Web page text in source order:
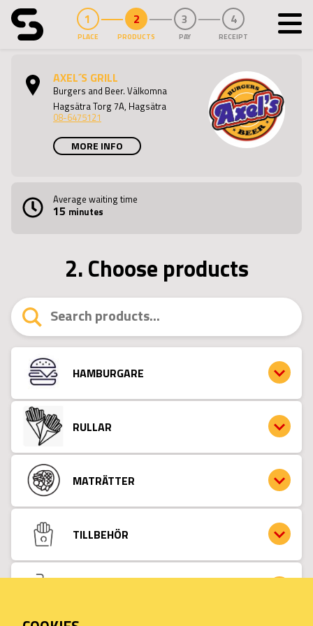
PLACE PRODUCTS PAY RECEIPT
AXEL´S GRILL
Burgers and Beer. Välkomna
Hagsätra Torg 7A, Hagsätra
08-6475121
MORE INFO
Average waiting time
15 minutes
2. Choose products
HAMBURGARE
RULLAR
MATRÄTTER
TILLBEHÖR
DRYCK